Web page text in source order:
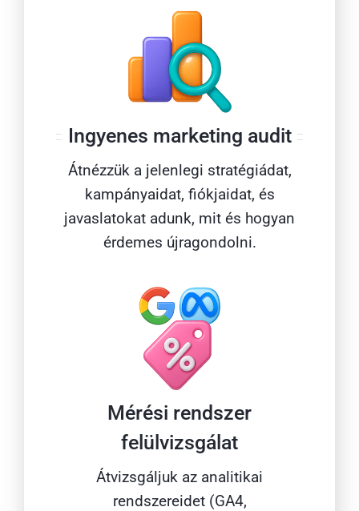
Ingyenes marketing audit
Átnézzük a jelenlegi stratégiádat,
kampányaidat, fiókjaidat, és
javaslatokat adunk, mit és hogyan
érdemes újragondolni.
Mérési rendszer
felülvizsgálat
Átvizsgáljuk az analitikai
rendszereidet (GA4,